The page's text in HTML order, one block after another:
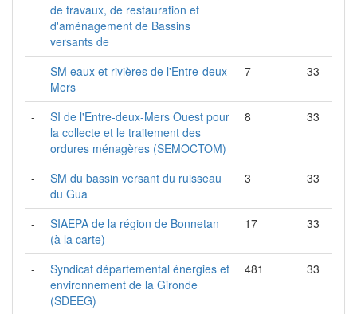
de travaux, de restauration et
d'aménagement de Bassins
versants de
-
SM eaux et rivières de l'Entre-deux-
Mers
7 33
-
SI de l'Entre-deux-Mers Ouest pour
la collecte et le traitement des
ordures ménagères (SEMOCTOM)
8 33
-
SM du bassin versant du ruisseau
du Gua
3 33
-
SIAEPA de la région de Bonnetan
(à la carte)
17 33
-
Syndicat départemental énergies et
environnement de la Gironde
(SDEEG)
481 33